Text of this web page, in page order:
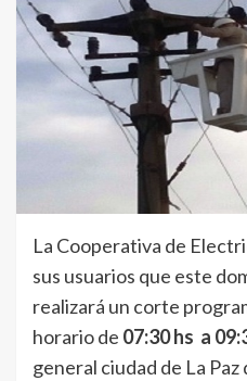
La Cooperativa de
sus usuarios que este
realizará un corte
horario de 07:30 hs a
general ciudad de La